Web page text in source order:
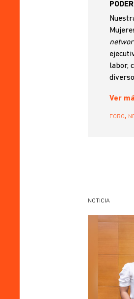
labor,
Ver
FORO,
NOTICIA